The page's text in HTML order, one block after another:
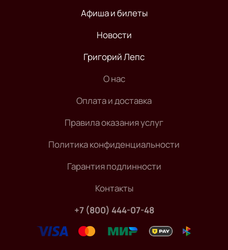
Афиша и билеты
Новости
Григорий Лепс
О нас
Оплата и доставка
Правила оказания услуг
Политика конфиденциальности
Гарантия подлинности
Контакты
+7 (800) 444-07-48